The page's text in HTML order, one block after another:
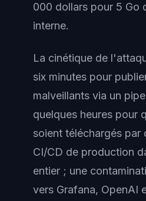
000 dollars pour 5 Go
interne.
La cinétique de
six minutes pour
malveillants via un
quelques heures pour
soient téléchargés par
CI/CD de production
entier ; une
vers Grafana, OpenAI